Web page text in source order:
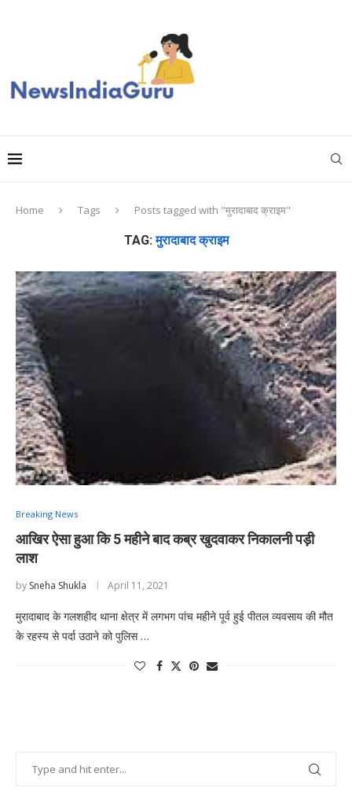
Home Tags Posts tagged with "मुरादाबाद क्राइम"
TAG:मुरादाबाद क्राइम
Breaking News
आखिर ऐसा हुआ कि 5 महीने बाद कब्र खुदवाकर निकालनी पड़ी
लाश
by Sneha Shukla April 11, 2021
मुरादाबाद के गलशहीद थाना क्षेत्र में लगभग पांच महीने पूर्व हुई पीतल व्यवसाय की मौत
के रहस्य से पर्दा उठाने को पुलिस …